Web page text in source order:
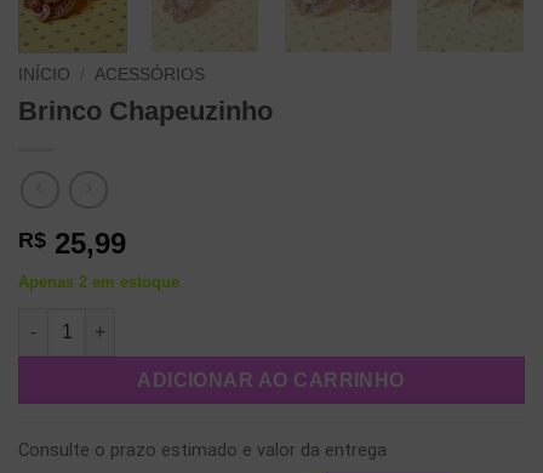
INÍCIO ACESSÓRIOS
Brinco Chapeuzinho
R$ 25,99
Apenas 2 em estoque
Brinco Chapeuzinho quantidade
ADICIONAR AO CARRINHO
Consulte o prazo estimado e valor da entrega